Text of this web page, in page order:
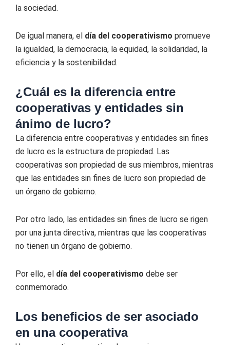
la sociedad.
De igual manera, el día del cooperativismo promueve
la igualdad, la democracia, la equidad, la solidaridad, la
eficiencia y la sostenibilidad.
¿Cuál es la diferencia entre
cooperativas y entidades sin
ánimo de lucro?
La diferencia entre cooperativas y entidades sin fines
de lucro es la estructura de propiedad. Las
cooperativas son propiedad de sus miembros, mientras
que las entidades sin fines de lucro son propiedad de
un órgano de gobierno.
Por otro lado, las entidades sin fines de lucro se rigen
por una junta directiva, mientras que las cooperativas
no tienen un órgano de gobierno.
Por ello, el día del cooperativismo debe ser
conmemorado.
Los beneficios de ser asociado
en una cooperativa